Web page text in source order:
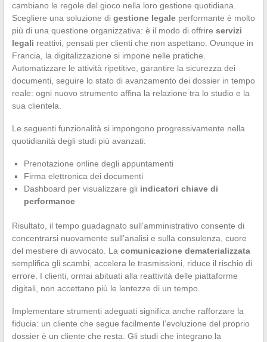
cambiano le regole del gioco nella loro gestione quotidiana.
Scegliere una soluzione di gestione legaleperformante è molto
più di una questione organizzativa: è il modo di offrire servizi
legali reattivi, pensati per clienti che non aspettano. Ovunque in
Francia, la digitalizzazione si impone nelle pratiche.
Automatizzare le attività ripetitive, garantire la sicurezza dei
documenti, seguire lo stato di avanzamento dei dossier in tempo
reale: ogni nuovo strumento affina la relazione tra lo studio e la
sua clientela.
Le seguenti funzionalità si impongono progressivamente nella
quotidianità degli studi più avanzati:
Prenotazione online degli appuntamenti
Firma elettronica dei documenti
Dashboard per visualizzare gli indicatori chiave di
performance
Risultato, il tempo guadagnato sull’amministrativo consente di
concentrarsi nuovamente sull’analisi e sulla consulenza, cuore
del mestiere di avvocato. La comunicazione dematerializzata
semplifica gli scambi, accelera le trasmissioni, riduce il rischio di
errore. I clienti, ormai abituati alla reattività delle piattaforme
digitali, non accettano più le lentezze di un tempo.
Implementare strumenti adeguati significa anche rafforzare la
fiducia: un cliente che segue facilmente l’evoluzione del proprio
dossier è un cliente che resta. Gli studi che integrano la